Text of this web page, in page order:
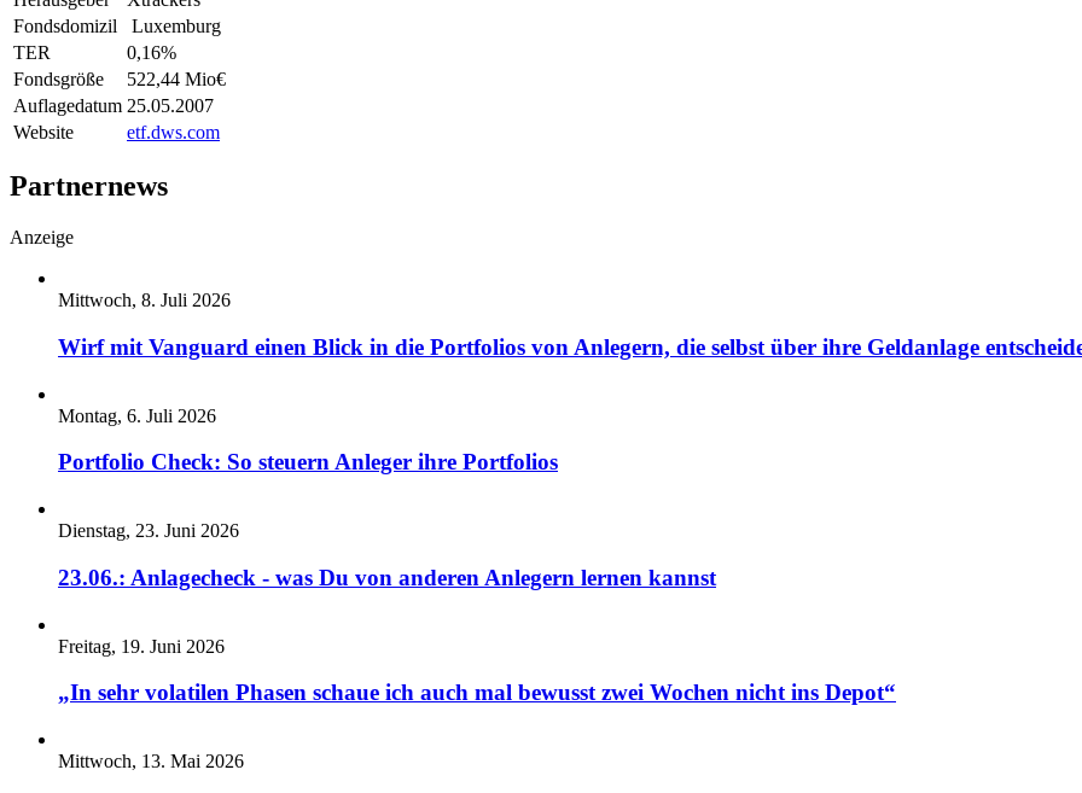
Fondsdomizil
Luxemburg
TER
0,16%
Fondsgröße
522,44 Mio€
Auflagedatum 25.05.2007
Website
etf.dws.com
Partnernews
Anzeige
Mittwoch, 8. Juli 2026
Wirf mit Vanguard einen Blick in die Portfolios von Anlegern, die selbst über ihre Geldanlage
Montag, 6. Juli 2026
Portfolio Check: So steuern Anleger ihre Portfolios
Dienstag, 23. Juni 2026
23.06.: Anlagecheck - was Du von anderen Anlegern lernen kannst
Freitag, 19. Juni 2026
„In sehr volatilen Phasen schaue ich auch mal bewusst zwei Wochen nicht ins Depot“
Mittwoch, 13. Mai 2026